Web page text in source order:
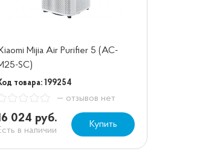
Mijia Air Purifier 5 (AC-
SC)
товара: 199254
— отзывов нет
024 руб.
в наличии
Купить